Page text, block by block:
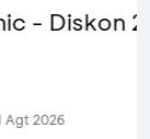
25% &